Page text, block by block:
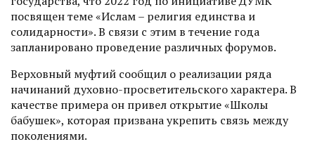
посвящен теме «Ислам – религия единства и
солидарности». В связи с этим в течение года
запланировано проведение различных форумов.
Верховный муфтий сообщил о реализации ряда
начинаний духовно-просветительского характера. В
качестве примера он привел открытие «Школы
бабушек», которая призвана укрепить связь между
поколениями.